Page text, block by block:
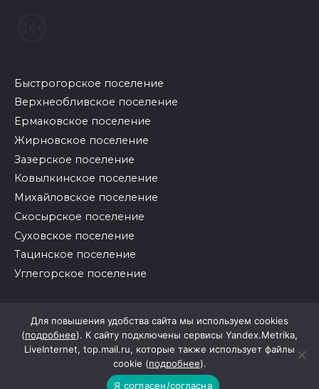
Быстрогорское поселение
Верхнеобливское поселение
Ермаковское поселение
Жирновское поселение
Зазерское поселение
Ковылкинское поселение
Михайловское поселение
Скосырское поселение
Суховское поселение
Тацинское поселение
Углегорское поселение
© 2026 Районные вести
Для повышения удобства сайта мы используем cookies
(подробнее). К сайту подключены сервисы Yandex.Metrika,
LiveInternet, top.mail.ru, которые также использует файлы
cookie (подробнее).
Я согласен/согласна